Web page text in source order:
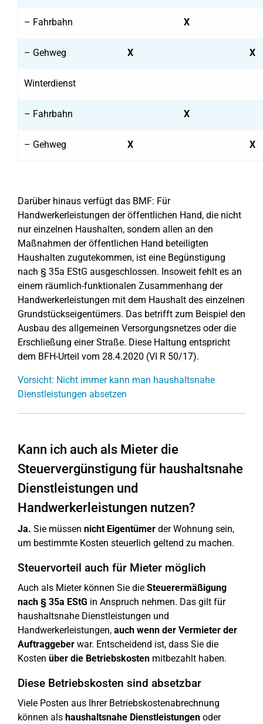
– Fahrbahn X
– Gehweg X X
Winterdienst
– Fahrbahn X
– Gehweg X X
Darüber hinaus verfügt das BMF: Für
Handwerkerleistungen der öffentlichen Hand, die nicht
nur einzelnen Haushalten, sondern allen an den
Maßnahmen der öffentlichen Hand beteiligten
Haushalten zugutekommen, ist eine Begünstigung
nach § 35a EStG ausgeschlossen. Insoweit fehlt es an
einem räumlich-funktionalen Zusammenhang der
Handwerkerleistungen mit dem Haushalt des einzelnen
Grundstückseigentümers. Das betrifft zum Beispiel den
Ausbau des allgemeinen Versorgungsnetzes oder die
Erschließung einer Straße. Diese Haltung entspricht
dem BFH-Urteil vom 28.4.2020 (VI R 50/17).
Vorsicht: Nicht immer kann man haushaltsnahe
Dienstleistungen absetzen
Kann ich auch als Mieter die
Steuervergünstigung für haushaltsnahe
Dienstleistungen und
Handwerkerleistungen nutzen?
Ja. Sie müssen nicht Eigentümer der Wohnung sein,
um bestimmte Kosten steuerlich geltend zu machen.
Steuervorteil auch für Mieter möglich
Auch als Mieter können Sie die Steuerermäßigung
nach § 35a EStG in Anspruch nehmen. Das gilt für
haushaltsnahe Dienstleistungen und
Handwerkerleistungen, auch wenn der Vermieter der
Auftraggeber war. Entscheidend ist, dass Sie die
Kosten über die Betriebskosten mitbezahlt haben.
Diese Betriebskosten sind absetzbar
Viele Posten aus Ihrer Betriebskostenabrechnung
können als haushaltsnahe Dienstleistungen oder